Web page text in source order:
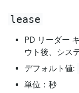
lease
PD リーダー
ウト後、シス
デフォルト値:
単位：秒